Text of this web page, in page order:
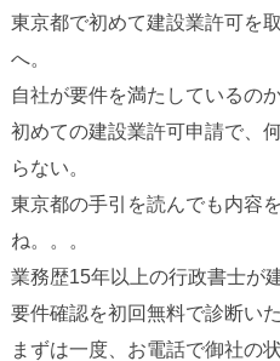
東京都で初めて建設業許可を
へ。
自社が要件を満たしているの
初めての建設業許可申請で、
らない。
東京都の手引を読んでも内容
ね。。。
業務歴15年以上の行政書士が
要件確認を初回無料で診断いた
まずは一度、お電話で御社の